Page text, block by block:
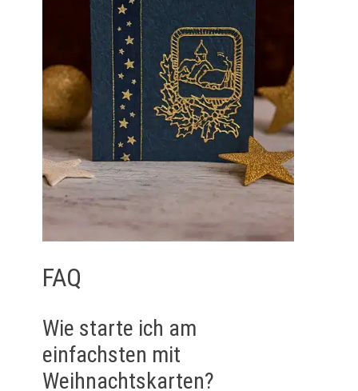
FAQ
Wie starte ich am
einfachsten mit
Weihnachtskarten?